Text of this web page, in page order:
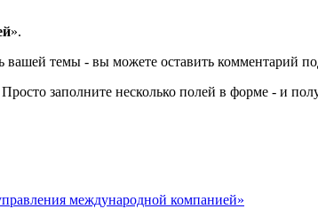
».
вашей темы - вы можете оставить комментарий
Просто заполните несколько полей в форме - и
международной компанией»